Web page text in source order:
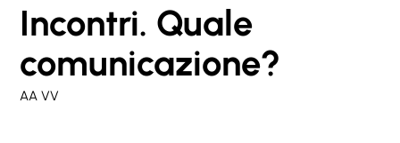
Incontri. Quale
comunicazione?
AA VV